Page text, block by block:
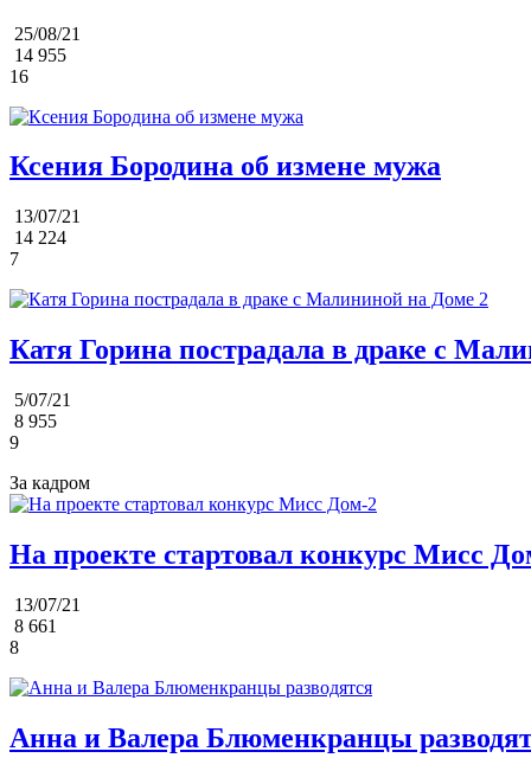
25/08/21
14 955
16
Ксения Бородина об измене мужа
13/07/21
14 224
7
Катя Горина пострадала в драке с
5/07/21
8 955
9
За кадром
На проекте стартовал конкурс Мисс
13/07/21
8 661
8
Анна и Валера Блюменкранцы